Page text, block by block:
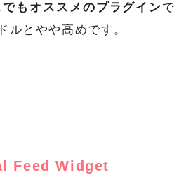
でもオススメのプラグインで
ルとやや高めです。
Feed Widget